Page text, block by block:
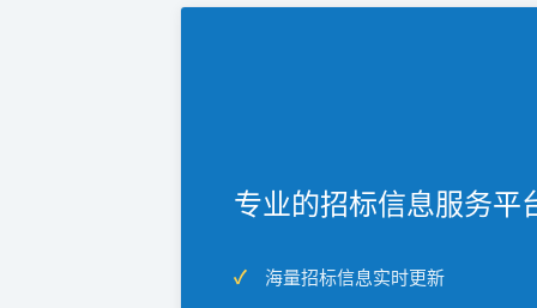
专业的招标信息服务平
海量招标信息实时更新